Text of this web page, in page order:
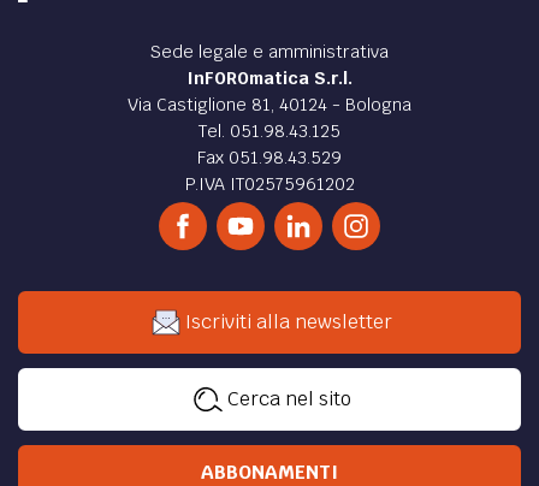
Sede legale e amministrativa
InFOROmatica S.r.l.
Via Castiglione 81, 40124 - Bologna
Tel. 051.98.43.125
Fax 051.98.43.529
P.IVA IT02575961202
Iscriviti alla newsletter
Cerca nel sito
ABBONAMENTI